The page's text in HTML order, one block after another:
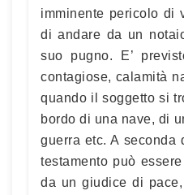
imminente pericolo di
di andare da un
suo pugno. E’
contagiose, calamità
quando il soggetto si
bordo di una nave, di
guerra etc. A seconda
testamento può
da un giudice di